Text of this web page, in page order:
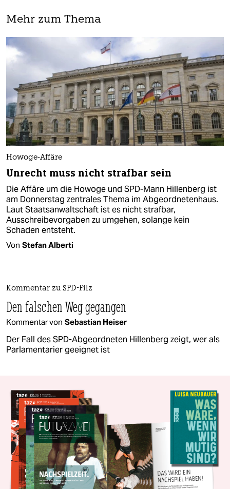
Mehr zum Thema
Howoge-Affäre
Unrecht muss nicht strafbar sein
Die Affäre um die Howoge und SPD-Mann Hillenberg ist
am Donnerstag zentrales Thema im Abgeordnetenhaus.
Laut Staatsanwaltschaft ist es nicht strafbar,
Ausschreibevorgaben zu umgehen, solange kein
Schaden entsteht.
Von Stefan Alberti
Kommentar zu SPD-Filz
Den falschen Weg gegangen
Kommentar von Sebastian Heiser
Der Fall des SPD-Abgeordneten Hillenberg zeigt, wer als
Parlamentarier geeignet ist